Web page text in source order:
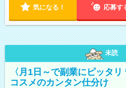
気になる！ 応募す
未読
〈月1日～で副業にピッタリ
コスメのカンタン仕分け